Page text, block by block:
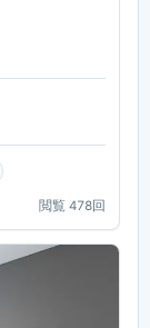
閲覧 478回